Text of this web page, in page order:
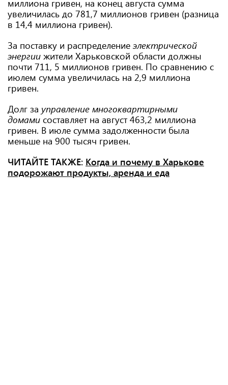
миллиона гривен, на конец августа сумма
увеличилась до 781,7 миллионов гривен (разница
в 14,4 миллиона гривен).
За поставку и распределение электрической
энергии жители Харьковской области должны
почти 711, 5 миллионов гривен. По сравнению с
июлем сумма увеличилась на 2,9 миллиона
гривен.
Долг за управление многоквартирными
домами составляет на август 463,2 миллиона
гривен. В июле сумма задолженности была
меньше на 900 тысяч гривен.
ЧИТАЙТЕ ТАКЖЕ: Когда и почему в Харькове
подорожают продукты, аренда и еда